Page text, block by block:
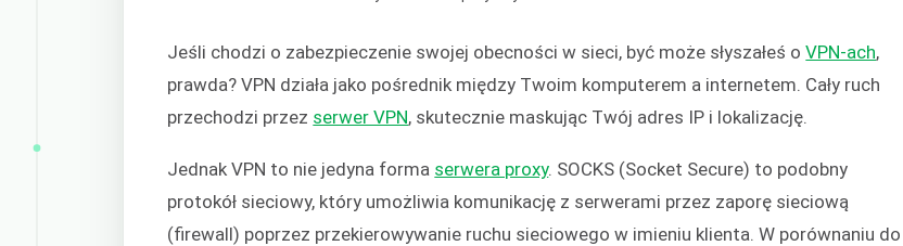
Jeśli chodzi o zabezpieczenie swojej obecności w sieci, być może słyszałeś oVPN-ach,
prawda? VPN działa jako pośrednik między Twoim komputerem a internetem. Cały ruch
przechodzi przez serwer VPN, skutecznie maskując Twój adres IP i lokalizację.
Jednak VPN to nie jedyna forma serwera proxy. SOCKS (Socket Secure) to podobny
protokół sieciowy, który umożliwia komunikację z serwerami przez zaporę sieciową
(firewall) poprzez przekierowywanie ruchu sieciowego w imieniu klienta. W porównaniu do